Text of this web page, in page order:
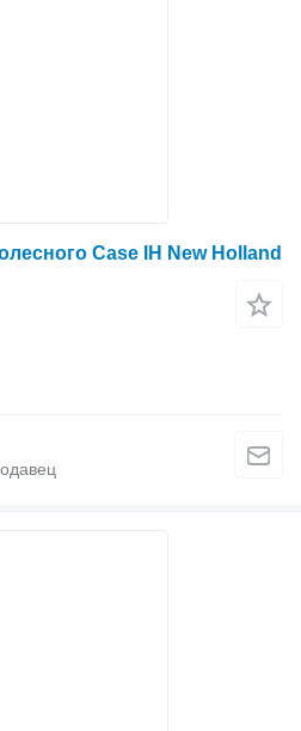
Case IH New Holland